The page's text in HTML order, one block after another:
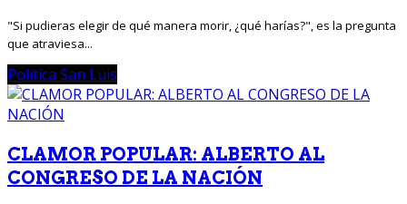
"Si pudieras elegir de qué manera morir, ¿qué harías?", es la pregunta
que atraviesa...
Política San Luis
CLAMOR POPULAR: ALBERTO AL
CONGRESO DE LA NACIÓN